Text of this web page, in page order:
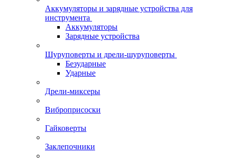
Аккумуляторы и зарядные устройства для
инструмента
Аккумуляторы
Зарядные устройства
Шуруповерты и дрели-шуруповерты
Безударные
Ударные
Дрели-миксеры
Виброприсоски
Гайковерты
Заклепочники